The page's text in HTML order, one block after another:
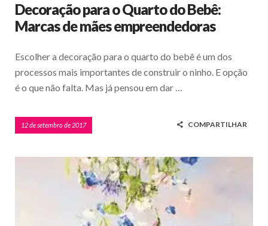
Decoração para o Quarto do Bebê:
Marcas de mães empreendedoras
Escolher a decoração para o quarto do bebê é um dos
processos mais importantes de construir o ninho. E opção
é o que não falta. Mas já pensou em dar …
12 de setembro de 2017 COMPARTILHAR